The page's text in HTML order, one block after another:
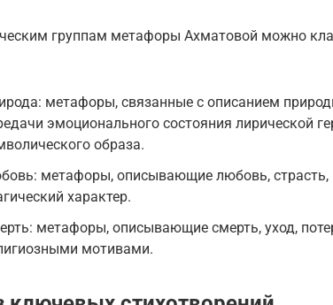
группам метафоры Ахматовой можно
метафоры, связанные с описанием
эмоционального состояния лирической
образа.
метафоры, описывающие любовь, страсть,
характер.
метафоры, описывающие смерть, уход,
мотивами.